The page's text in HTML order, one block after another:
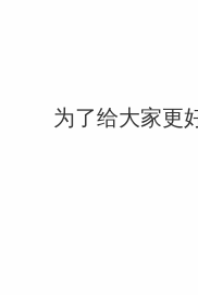
为了给大家更